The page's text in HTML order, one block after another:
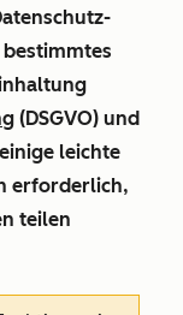
(DSGVO) und
leichte
erforderlich,
teilen